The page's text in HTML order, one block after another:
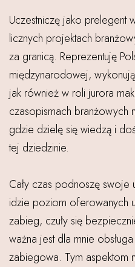
Uczestniczę jako prelegent
licznych projektach
za granicą. Reprezentuję
międzynarodowej,
jak również w roli jurora
czasopismach branżowych
gdzie dzielę się wiedzą i
tej dziedzinie.
Cały czas podnoszę swoje
idzie poziom oferowanych
zabieg, czuły się
ważna jest dla mnie
zabiegowa. Tym aspektom